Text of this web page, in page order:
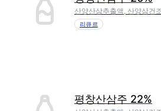
산양산삼추출액, 산양삼건
리큐르
평창산삼주 22%